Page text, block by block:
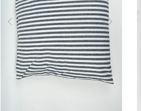
Previous